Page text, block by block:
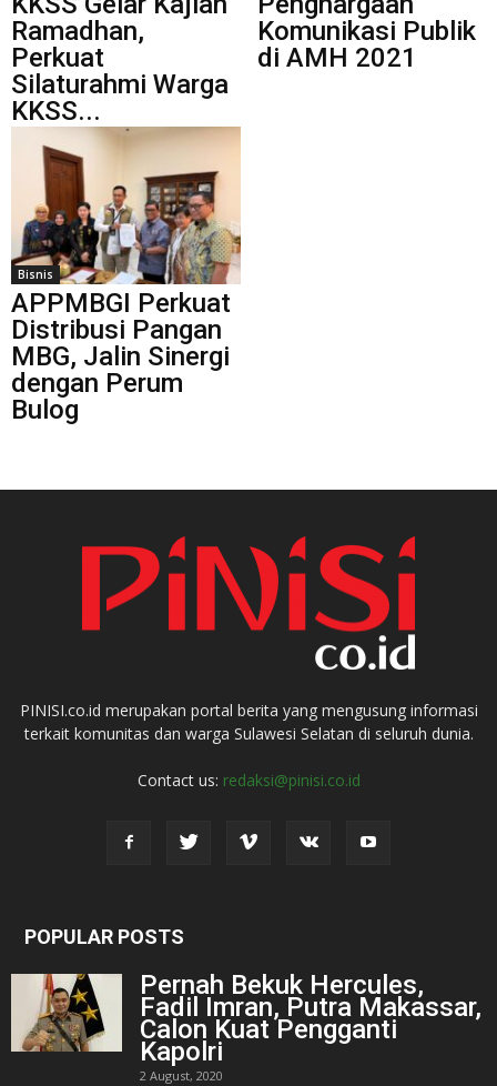
Ramadhan,
Perkuat
Silaturahmi Warga
KKSS...
Komunikasi Publik
di AMH 2021
Bisnis
APPMBGI Perkuat
Distribusi Pangan
MBG, Jalin Sinergi
dengan Perum
Bulog
PINISI.co.id merupakan portal berita yang mengusung informasi
terkait komunitas dan warga Sulawesi Selatan di seluruh dunia.
Contact us: redaksi@pinisi.co.id
POPULAR POSTS
Pernah Bekuk Hercules,
Fadil Imran, Putra Makassar,
Calon Kuat Pengganti
Kapolri
2 August, 2020